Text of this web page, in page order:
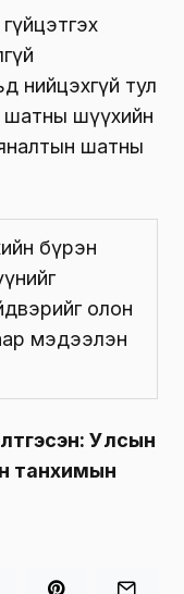
нийцэхгүй тул
шатны шүүхийн
шатны
бүрэн
олон
мэдээлэн
Улсын
танхимын